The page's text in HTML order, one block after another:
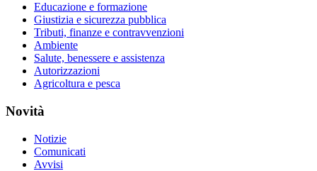
Educazione e formazione
Giustizia e sicurezza pubblica
Tributi, finanze e contravvenzioni
Ambiente
Salute, benessere e assistenza
Autorizzazioni
Agricoltura e pesca
Novità
Notizie
Comunicati
Avvisi